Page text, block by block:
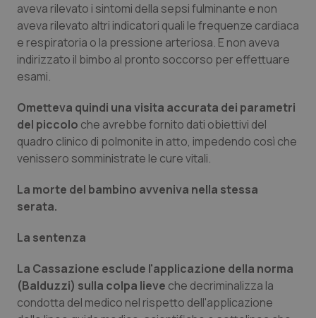
Sardegna
Sicilia
Umbria
Veneto
Malattia di Crohn & Rettocolite Ulcerosa
Neuroscienze & patologie neurodegenerative
Oftalmologia
Oncoematologia
Oncologia & Nutrizione
Psoriasi & pelle
aveva rilevato i sintomi della sepsi fulminante e non
aveva rilevato altri indicatori quali le frequenze cardiaca
e respiratoria o la pressione arteriosa. E non aveva
indirizzato il bimbo al pronto soccorso per effettuare
esami.
Ometteva quindi una visita accurata dei parametri
del piccolo che avrebbe fornito dati obiettivi del
quadro clinico di polmonite in atto, impedendo così che
venissero somministrate le cure vitali.
La morte del bambino avveniva nella stessa
serata.
La sentenza
La Cassazione esclude l'applicazione della norma
(Balduzzi) sulla colpa lieve che decriminalizza la
condotta del medico nel rispetto dell'applicazione